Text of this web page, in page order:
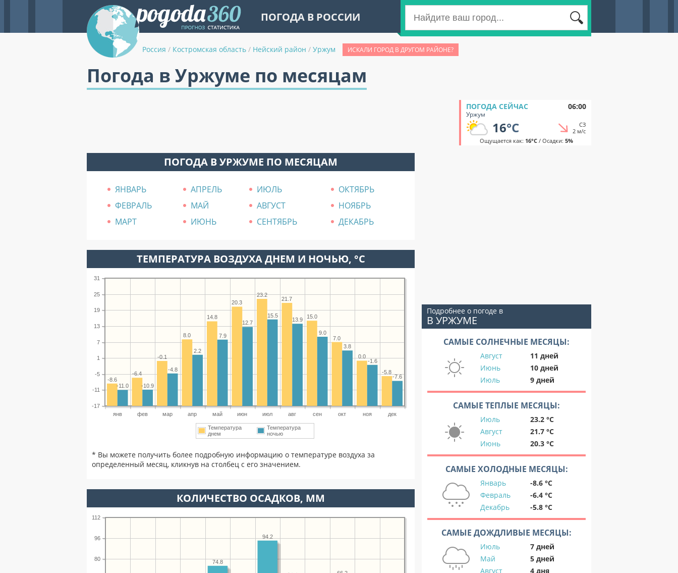
ПОГОДА В РОССИИ
Россия / Костромская область / Нейский район / Уржум ИСКАЛИ ГОРОД В ДРУГОМ РАЙОНЕ?
Погода в Уржуме по месяцам
ПОГОДА СЕЙЧАС 06:00
Уржум
16°C
СЗ
2 м/с
Ощущается как: 16°C/ Осадки: 5%
ПОГОДА В УРЖУМЕ ПО МЕСЯЦАМ
ЯНВАРЬ АПРЕЛЬ ИЮЛЬ
ОКТЯБРЬ
ФЕВРАЛЬ
МАЙ АВГУСТ
НОЯБРЬ
МАРТ
ИЮНЬ СЕНТЯБРЬ ДЕКАБРЬ
ТЕМПЕРАТУРА ВОЗДУХА ДНЕМ И НОЧЬЮ, °C
янв фев мар апр май июн июл авг сен окт ноя дек
-17
-11
-5
1
7
13
19
25
31
-5.8
0.0
7.0
15.0
21.7
23.2
20.3
14.8
8.0
-0.1
-6.4
-8.6
-7.6
-1.6
3.8
9.0
13.9
15.5
12.7
7.9
2.2
-4.8
-10.9
-11.0
Температура
днем
Температура
ночью
* Вы можете получить более подробную информацию о температуре воздуха за
определенный месяц, кликнув на столбец с его значением.
КОЛИЧЕСТВО ОСАДКОВ, ММ
80
96
112
94.2
74.8
Подробнее о погоде в
В УРЖУМЕ
САМЫЕ СОЛНЕЧНЫЕ МЕСЯЦЫ:
Август
11 дней
Июнь
10 дней
Июль
9 дней
САМЫЕ ТЕПЛЫЕ МЕСЯЦЫ:
Июль
23.2 °C
Август
21.7 °C
Июнь
20.3 °C
САМЫЕ ХОЛОДНЫЕ МЕСЯЦЫ:
Январь
-8.6 °C
Февраль
-6.4 °C
Декабрь
-5.8 °C
САМЫЕ ДОЖДЛИВЫЕ МЕСЯЦЫ:
Июль
7 дней
Май
5 дней
Август
4 дня